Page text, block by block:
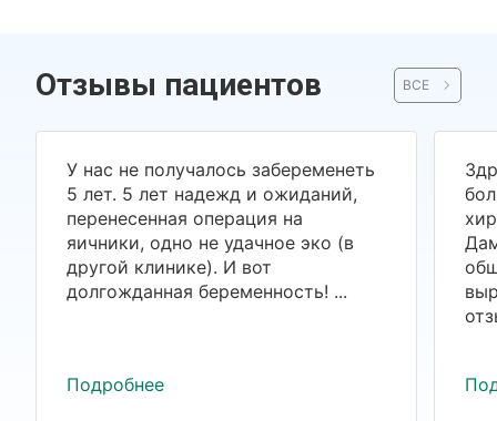
Отзывы пациентов ВСЕ
У нас не получалось забеременеть
5 лет. 5 лет надежд и ожиданий,
перенесенная операция на
яичники, одно не удачное эко (в
другой клинике). И вот
долгожданная беременность! ...
Подробнее